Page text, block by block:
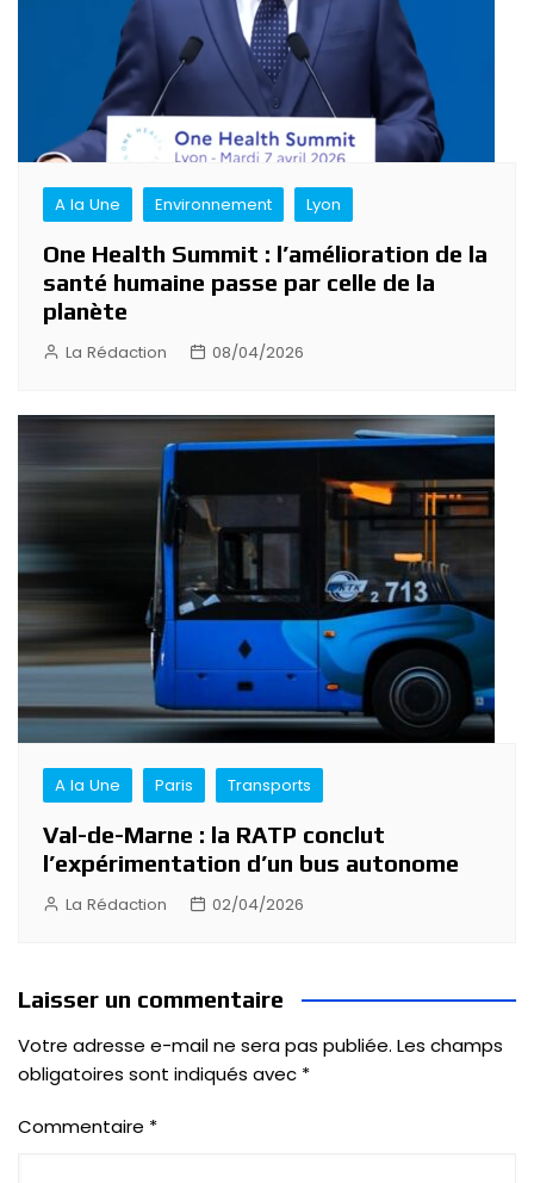
A la Une Environnement Lyon
One Health Summit : l’amélioration de la
santé humaine passe par celle de la
planète
La Rédaction 08/04/2026
A la Une Paris Transports
Val-de-Marne : la RATP conclut
l’expérimentation d’un bus autonome
La Rédaction 02/04/2026
Laisser un commentaire
Votre adresse e-mail ne sera pas publiée. Les champs
obligatoires sont indiqués avec *
Commentaire *